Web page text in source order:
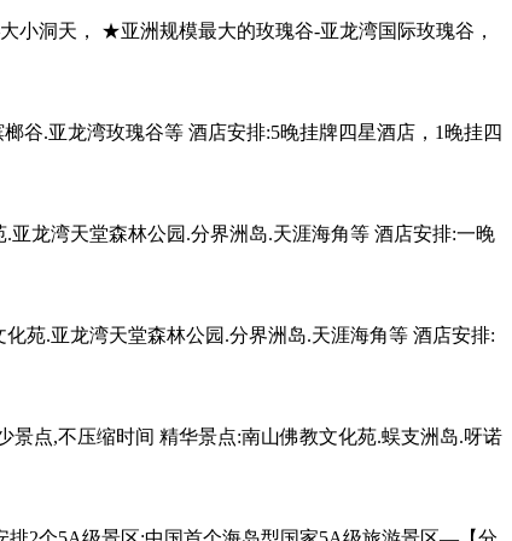
洞天， ★亚洲规模最大的玫瑰谷-亚龙湾国际玫瑰谷，
谷.亚龙湾玫瑰谷等 酒店安排:5晚挂牌四星酒店，1晚挂四
亚龙湾天堂森林公园.分界洲岛.天涯海角等 酒店安排:一晚
苑.亚龙湾天堂森林公园.分界洲岛.天涯海角等 酒店安排:
景点,不压缩时间 精华景点:南山佛教文化苑.蜈支洲岛.呀诺